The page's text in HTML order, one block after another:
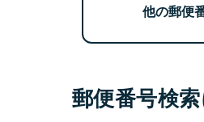
他の郵便
郵便番号検